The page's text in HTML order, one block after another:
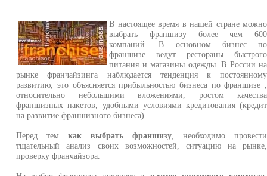
В настоящее время в нашей стране можно
выбрать франшизу более чем 600
компаний. В основном бизнес по
франшизе ведут рестораны быстрого
питания и магазины одежды. В России на
рынке франчайзинга наблюдается тенденция к постоянному
развитию, это объясняется прибыльностью бизнеса по франшизе ,
относительно небольшими вложениями, ростом качества
франшизных пакетов, удобными условиями кредитования (кредит
на развитие франшизного бизнеса).
Перед темкак выбрать франшизу , необходимо провести
тщательный анализ своих возможностей, ситуацию на рынке,
проверку франчайзора.